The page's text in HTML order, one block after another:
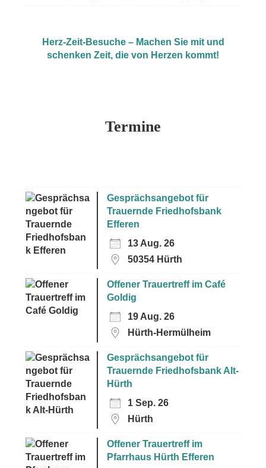
Herz-Zeit-Besuche – Machen Sie mit und
schenken Zeit, die von Herzen kommt!
Termine
Gesprächsangebot für
Trauernde Friedhofsbank
Efferen
13 Aug. 26
50354 Hürth
Offener Trauertreff im Café
Goldig
19 Aug. 26
Hürth-Hermülheim
Gesprächsangebot für
Trauernde Friedhofsbank Alt-
Hürth
1 Sep. 26
Hürth
Offener Trauertreff im
Pfarrhaus Hürth Efferen